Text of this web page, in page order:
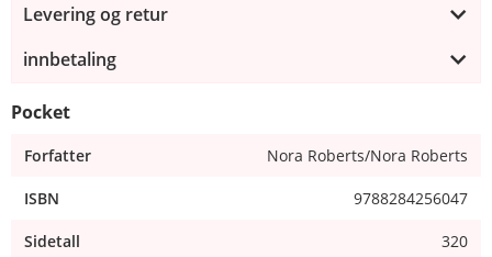
Levering og retur
innbetaling
Pocket
Forfatter Nora Roberts/Nora Roberts
ISBN 9788284256047
Sidetall 320